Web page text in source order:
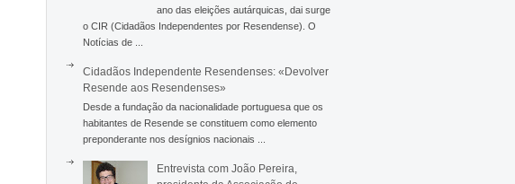
ano das eleições autárquicas, dai surge
o CIR (Cidadãos Independentes por Resendense). O
Notícias de ...
Cidadãos Independente Resendenses: «Devolver
Resende aos Resendenses»
Desde a fundação da nacionalidade portuguesa que os
habitantes de Resende se constituem como elemento
preponderante nos desígnios nacionais ...
Entrevista com João Pereira,